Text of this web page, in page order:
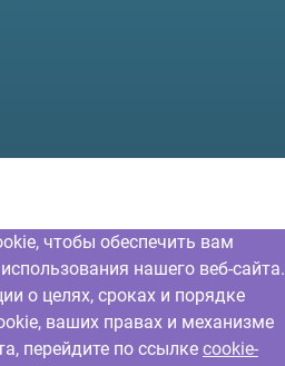
чтобы обеспечить вам
нашего веб-сайта.
о целях, сроках и порядке
ваших правах и механизме
перейдите по ссылке cookie-